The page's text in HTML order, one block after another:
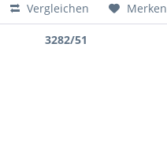
Vergleichen Merken
3282/51